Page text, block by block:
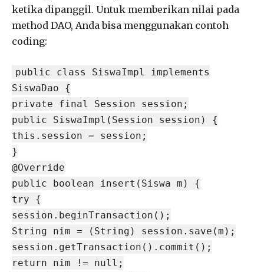
ketika dipanggil. Untuk memberikan nilai pada
method DAO, Anda bisa menggunakan contoh
coding:
public class SiswaImpl implements
SiswaDao {
private final Session session;
public SiswaImpl(Session session) {
this.session = session;
}
@Override
public boolean insert(Siswa m) {
try {
session.beginTransaction();
String nim = (String) session.save(m);
session.getTransaction().commit();
return nim != null;